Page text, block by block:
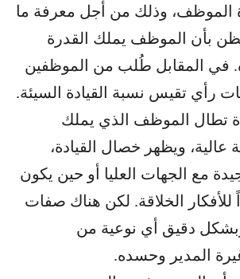
الموظف، وذلك من أجل معرفة ما
بأن الموظف يملك القدرة
في المقابل طُلب من الموظفين
رأي تقيس نسبة القيادة السيئة.
تطال الموظف الذي يملك
عالية، ويظهر خصال القيادة،
مع الجهات العليا أو حين يكون
الخلاقة. لكن هناك صفات
دقيق أي نوعية من
المدير وحسده.